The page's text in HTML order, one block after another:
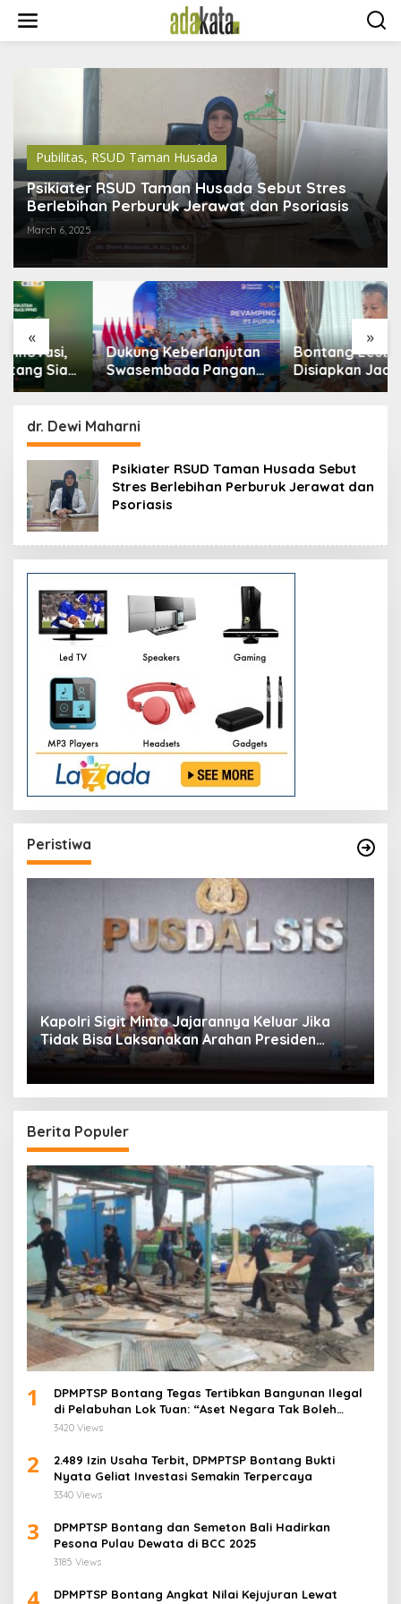
i
Pubilitas, RSUD Taman Husada
Psikiater RSUD Taman Husada Sebut Stres
Berlebihan Perburuk Jerawat dan Psoriasis
March 6, 2025
« »
Dukung Keberlanjutan
Swasembada Pangan,
Pupuk Indonesia
Pabrik Tertua Pupuk
Kaltim
Bontang Lestari
Disiapkan Jadi Pusat
Industri Baru, 18
dr. Dewi Maharni
Psikiater RSUD Taman Husada Sebut
Stres Berlebihan Perburuk Jerawat dan
Psoriasis
Peristiwa
Kapolri Sigit Minta Jajarannya Keluar Jika
Tidak Bisa Laksanakan Arahan Presiden
Jokowi
Berita Populer
1
DPMPTSP Bontang Tegas Tertibkan Bangunan Ilegal
di Pelabuhan Lok Tuan: “Aset Negara Tak Boleh
Dikuasai!”
3420 Views
2
2.489 Izin Usaha Terbit, DPMPTSP Bontang Bukti
Nyata Geliat Investasi Semakin Terpercaya
3340 Views
3
DPMPTSP Bontang dan Semeton Bali Hadirkan
Pesona Pulau Dewata di BCC 2025
3185 Views
DPMPTSP Bontang Angkat Nilai Kejujuran Lewat